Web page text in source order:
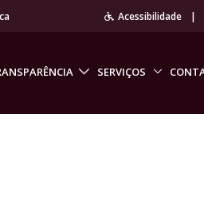
Acessibilidade |
SERVIÇOS